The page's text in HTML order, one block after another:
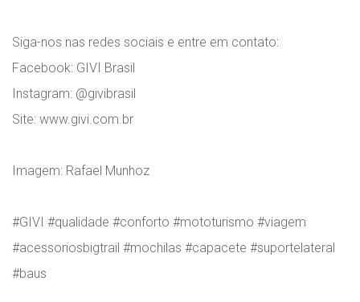
Siga-nos nas redes sociais e entre em contato:
Facebook: GIVI Brasil
Instagram: @givibrasil
Site: www.givi.com.br
Imagem: Rafael Munhoz
#GIVI #qualidade #conforto #mototurismo #viagem
#acessoriosbigtrail #mochilas #capacete #suportelateral
#baus